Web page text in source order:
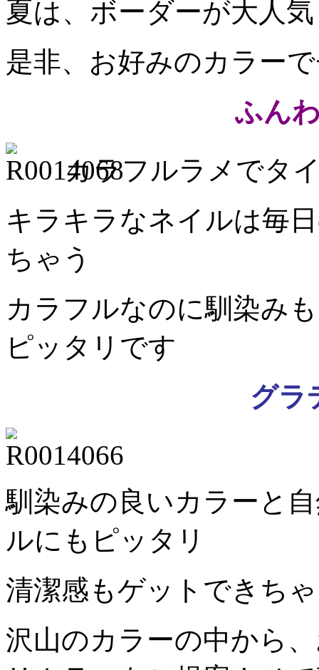
夏は、ボーダーが大人
是非、お好みのカラー
ふん
カラフルラメでタ
キラキラなネイルは毎
ちゃう
カラフルなのに馴染み
ピッタリです
グラ
馴染みの良いカラーと
ルにもピッタリ
清潔感もゲットできち
沢山のカラーの中から